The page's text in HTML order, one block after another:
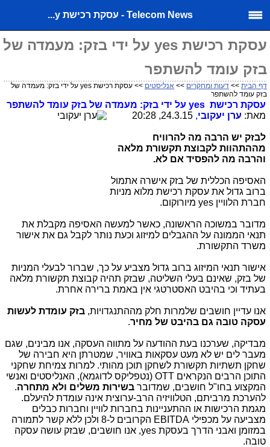
Telecom News - עסקת רכישת y...
עסקת רכישת yes על ידי בזק: מעמדה של
בזק עומד להשתפר
דף הבית >> דעות ומחקרים >> אנליסטים
>> עסקת רכישת yes על ידי בזק: מעמדה של
בזק עומד להשתפר
עסקת רכישת yes על ידי בזק: מעמדה של בזק עומד להשתפר
מאת: ערן יעקובי,
לבזק יש הרבה מה להרוויח
מההתהוות לקבוצת תקשורת מלאה
והרבה מה להפסיד אם לא.
האסיפה הכללית של בזק אישרה אתמול
ברוב גדול את עסקת רכישת מלוא מניות
חברת הלוויין yes מיורוקום.
מדובר במשוכה הראשונה, כאשר למעשה האסיפה מקבלת את
תנאי הממונה על ההגבלים למיזוג וכעת נותר לקבל גם את אישור
משרד התקשורת.
אישור תנאי המיזוג ברוב גדול מצביע על כך, שברור לבעלי המניות
של בזק, שאינם בעלי השליטה, שבזק תהיה קבוצת תקשורת מלאה
בעתיד וכי בהיבט האסטרטגי אין באמת ברירה אחרת.
אנו עדיין חושבים שלמרות חלק מההתנגדויות, בזק עומדת לעשות
עסקה טובה גם בהיבט של מחיר.
מבדיקה, שערכנו בעת ההודעה על מתווה העסקה, אנו מבינים, שגם
מעבר לים יש לא מעט עסקאות באוויר, שמטרתן היא חבירה של
שחקן תשתיות תקשורת לשחקן תוכן מהותי. למרות צמיחת שחקני
התוכן הרבים הנקראים OTT (נטפליקס לדוגמא), האנליסטים ואנשי
המקצוע בחו"ל חושבים, שמדובר בשירות משלים ולא מתחרה.
להערכת מרביתם, הטלוויזיה הרב-ערוצית אינה עומדת להיעלם.
מגמת הרכישות או ההתעניינות בחברות לוויין וחברות כבלים
מצביעה על מכפילי EBITDA
הקרובים ל-8 ולכן ללא קשר לתמורה
במזומן ואבני הדרך בעסקת yes, אנו חושבים, שבזק עושה עסקה
טובה.